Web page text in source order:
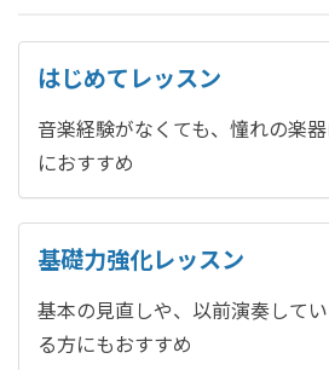
はじめてレッスン
音楽経験がなくても、憧れの楽
におすすめ
基礎力強化レッスン
基本の見直しや、以前演奏して
る方にもおすすめ